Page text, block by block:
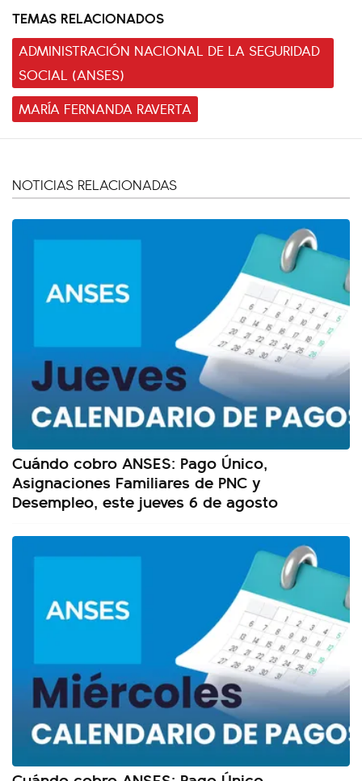
TEMAS RELACIONADOS
ADMINISTRACIÓN NACIONAL DE LA SEGURIDAD
SOCIAL (ANSES)
MARÍA FERNANDA RAVERTA
NOTICIAS RELACIONADAS
Cuándo cobro ANSES: Pago Único,
Asignaciones Familiares de PNC y
Desempleo, este jueves 6 de agosto